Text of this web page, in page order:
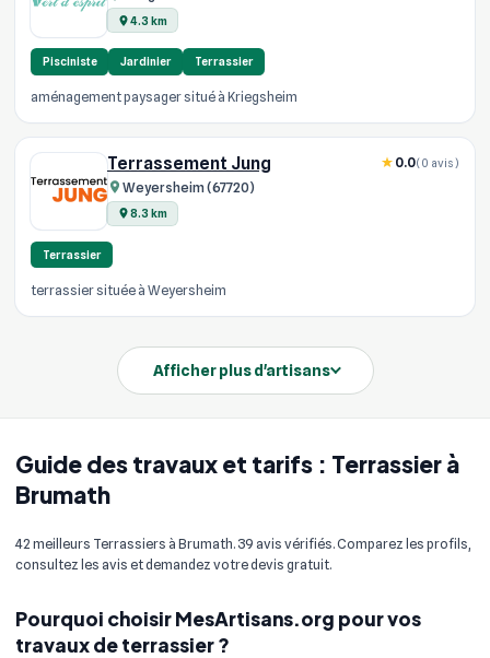
Guide des travaux et tarifs : Terrassier à
Brumath
42 meilleurs Terrassiers à Brumath. 39 avis vérifiés. Comparez les profils,
consultez les avis et demandez votre devis gratuit.
Pourquoi choisir MesArtisans.org pour vos
travaux de terrassier ?
4.3 km
Pisciniste Jardinier Terrassier
aménagement paysager situé à Kriegsheim
Terrassement Jung
Weyersheim (67720)
8.3 km
0.0(0 avis)
Terrassier
terrassier située à Weyersheim
Afficher plus d'artisans